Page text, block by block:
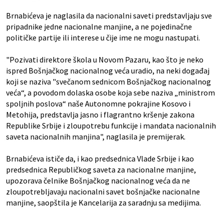
Brnabićeva je naglasila da nacionalni saveti predstavljaju sve
pripadnike jedne nacionalne manjine, a ne pojedinačne
političke partije ili interese u čije ime ne mogu nastupati.
"Pozivati direktore škola u Novom Pazaru, kao što je neko
ispred Bošnjačkog nacionalnog veća uradio, na neki događaj
koji se naziva "svečanom sednicom Bošnjačkog nacionalnog
veća“, a povodom dolaska osobe koja sebe naziva „ministrom
spoljnih poslova“ naše Autonomne pokrajine Kosovo i
Metohija, predstavlja jasno i flagrantno kršenje zakona
Republike Srbije i zloupotrebu funkcije i mandata nacionalnih
saveta nacionalnih manjina", naglasila je premijerak.
Brnabićeva ističe da, i kao predsednica Vlade Srbije i kao
predsednica Republičkog saveta za nacionalne manjine,
upozorava čelnike Bošnjačkog nacionalnog veća da ne
zloupotrebljavaju nacionalni savet bošnjačke nacionalne
manjine, saopštila je Kancelarija za saradnju sa medijima.